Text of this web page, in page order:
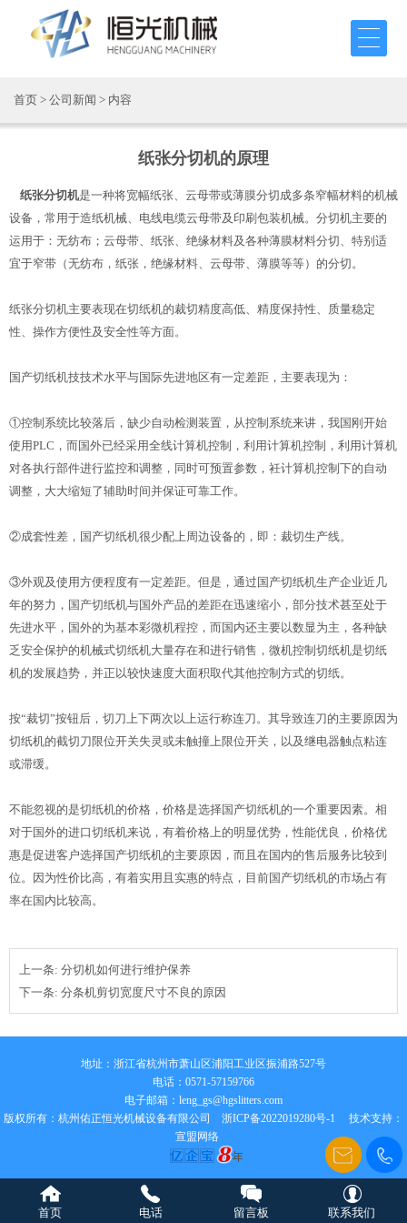
首页 > 公司新闻 > 内容
纸张分切机的原理
纸张分切机是一种将宽幅纸张、云母带或薄膜分切成多条窄幅材料的机械
设备，常用于造纸机械、电线电缆云母带及印刷包装机械。分切机主要的
运用于：无纺布；云母带、纸张、绝缘材料及各种薄膜材料分切、特别适
宜于窄带（无纺布，纸张，绝缘材料、云母带、薄膜等等）的分切。
纸张分切机主要表现在切纸机的裁切精度高低、精度保持性、质量稳定
性、操作方便性及安全性等方面。
国产切纸机技技术水平与国际先进地区有一定差距，主要表现为：
①控制系统比较落后，缺少自动检测装置，从控制系统来讲，我国刚开始
使用PLC，而国外已经采用全线计算机控制，利用计算机控制，利用计算机
对各执行部件进行监控和调整，同时可预置参数，衽计算机控制下的自动
调整，大大缩短了辅助时间并保证可靠工作。
②成套性差，国产切纸机很少配上周边设备的，即：裁切生产线。
③外观及使用方便程度有一定差距。但是，通过国产切纸机生产企业近几
年的努力，国产切纸机与国外产品的差距在迅速缩小，部分技术甚至处于
先进水平，国外的为基本彩微机程控，而国内还主要以数显为主，各种缺
乏安全保护的机械式切纸机大量存在和进行销售，微机控制切纸机是切纸
机的发展趋势，并正以较快速度大面积取代其他控制方式的切纸。
按“裁切”按钮后，切刀上下两次以上运行称连刀。其导致连刀的主要原因为
切纸机的截切刀限位开关失灵或未触撞上限位开关，以及继电器触点粘连
或滞缓。
不能忽视的是切纸机的价格，价格是选择国产切纸机的一个重要因素。相
对于国外的进口切纸机来说，有着价格上的明显优势，性能优良，价格优
惠是促进客户选择国产切纸机的主要原因，而且在国内的售后服务比较到
位。因为性价比高，有着实用且实惠的特点，目前国产切纸机的市场占有
率在国内比较高。
上一条: 分切机如何进行维护保养
下一条: 分条机剪切宽度尺寸不良的原因
地址：浙江省杭州市萧山区浦阳工业区振浦路527号
电话：0571-57159766
电子邮箱： leng_gs@hgslitters.com
版权所有：杭州佑正恒光机械设备有限公司 浙ICP备2022019280号-1 技术支持：
宣盟网络
首页 电话 留言板 联系我们